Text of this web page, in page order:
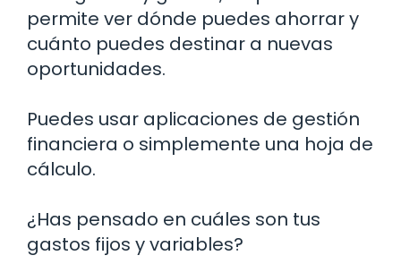
permite ver dónde puedes ahorrar y
cuánto puedes destinar a nuevas
oportunidades.
Puedes usar aplicaciones de gestión
financiera o simplemente una hoja de
cálculo.
¿Has pensado en cuáles son tus
gastos fijos y variables?